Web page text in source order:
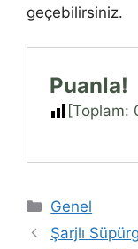
geçebilirsiniz.
Puanla!
[Toplam:
Kategoriler
Genel
Şarjlı